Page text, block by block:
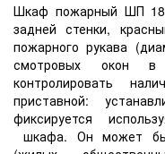
Шкаф пожарный ШП
задней стенки,
пожарного рукава
смотровых окон в
контролировать
приставной:
фиксируется
шкафа. Он может